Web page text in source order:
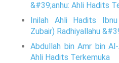
&#39;anhu: Ahli Hadits
Inilah Ahli Hadits
Zubair) Radhiyallahu
Abdullah bin Amr bin
Ahli Hadits Terkemuka